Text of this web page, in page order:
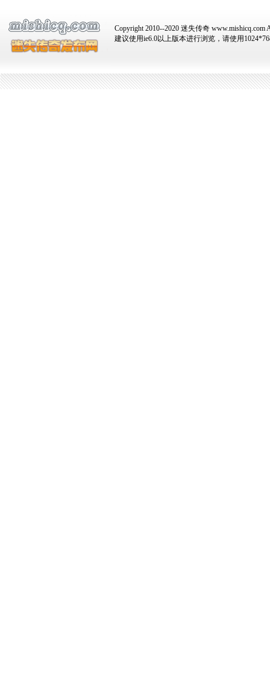
Copyright 2010--2020 迷失传奇 www.mishicq.com
建议使用ie6.0以上版本进行浏览，请使用